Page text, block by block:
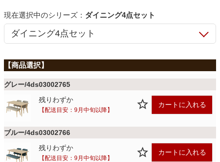
ラグ
マット
シリーズ： ダイニング4点セット
グレー/4ds03002765
残りわずか
【配送目安：9月中旬以降】
カートに入れる
ブルー/4ds03002766
残りわずか
【配送目安：9月中旬以降】
カートに入れる